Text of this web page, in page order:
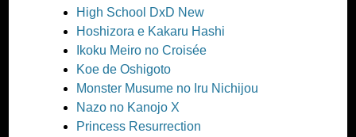
High School DxD New
Hoshizora e Kakaru Hashi
Ikoku Meiro no Croisée
Koe de Oshigoto
Monster Musume no Iru Nichijou
Nazo no Kanojo X
Princess Resurrection